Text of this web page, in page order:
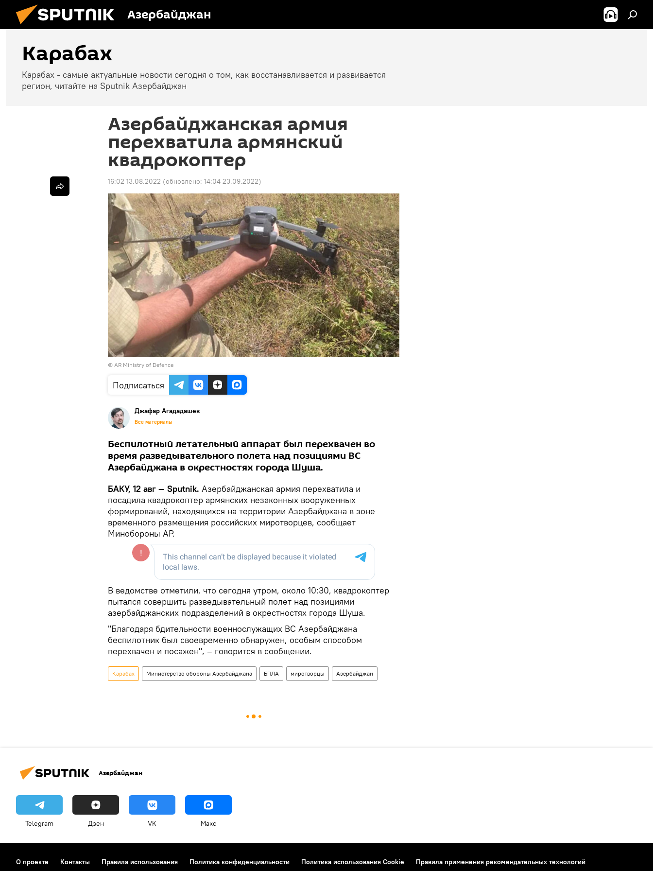
Азербайджан
Карабах
Карабах - самые актуальные новости сегодня о том, как восстанавливается и развивается
регион, читайте на Sputnik Азербайджан
Азербайджанская армия
перехватила армянский
квадрокоптер
16:02 13.08.2022 (обновлено: 14:04 23.09.2022)
© AR Ministry of Defence
Подписаться
Джафар Агададашев
Все материалы
Беспилотный летательный аппарат был перехвачен во
время разведывательного полета над позициями ВС
Азербайджана в окрестностях города Шуша.
БАКУ, 12 авг — Sputnik. Азербайджанская армия перехватила и
посадила квадрокоптер армянских незаконных вооруженных
формирований, находящихся на территории Азербайджана в зоне
временного размещения российских миротворцев, сообщает
Минобороны АР.
В ведомстве отметили, что сегодня утром, около 10:30, квадрокоптер
пытался совершить разведывательный полет над позициями
азербайджанских подразделений в окрестностях города Шуша.
"Благодаря бдительности военнослужащих ВС Азербайджана
беспилотник был своевременно обнаружен, особым способом
перехвачен и посажен", – говорится в сообщении.
Карабах Министерство обороны Азербайджана БПЛА миротворцы Азербайджан
Азербайджан
Telegram Дзен VK Макс
О проекте Контакты Правила использования Политика конфиденциальности Политика использования Cookie
Правила применения рекомендательных технологий